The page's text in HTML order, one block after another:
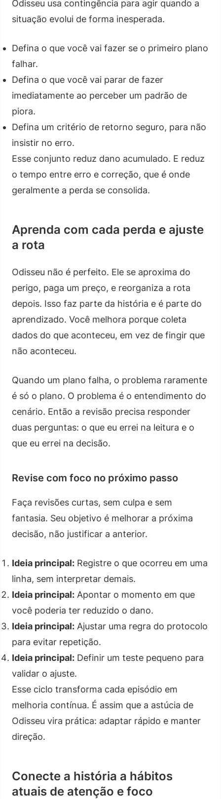
Odisseu usa contingência para agir quando a
situação evolui de forma inesperada.
Defina o que você vai fazer se o primeiro plano
falhar.
Defina o que você vai parar de fazer
imediatamente ao perceber um padrão de
piora.
Defina um critério de retorno seguro, para não
insistir no erro.
Esse conjunto reduz dano acumulado. E reduz
o tempo entre erro e correção, que é onde
geralmente a perda se consolida.
Aprenda com cada perda e ajuste
a rota
Odisseu não é perfeito. Ele se aproxima do
perigo, paga um preço, e reorganiza a rota
depois. Isso faz parte da história e é parte do
aprendizado. Você melhora porque coleta
dados do que aconteceu, em vez de fingir que
não aconteceu.
Quando um plano falha, o problema raramente
é só o plano. O problema é o entendimento do
cenário. Então a revisão precisa responder
duas perguntas: o que eu errei na leitura e o
que eu errei na decisão.
Revise com foco no próximo passo
Faça revisões curtas, sem culpa e sem
fantasia. Seu objetivo é melhorar a próxima
decisão, não justificar a anterior.
Ideia principal: Registre o que ocorreu em uma
linha, sem interpretar demais.
Ideia principal: Apontar o momento em que
você poderia ter reduzido o dano.
Ideia principal: Ajustar uma regra do protocolo
para evitar repetição.
Ideia principal: Definir um teste pequeno para
validar o ajuste.
Esse ciclo transforma cada episódio em
melhoria contínua. É assim que a astúcia de
Odisseu vira prática: adaptar rápido e manter
direção.
Conecte a história a hábitos
atuais de atenção e foco